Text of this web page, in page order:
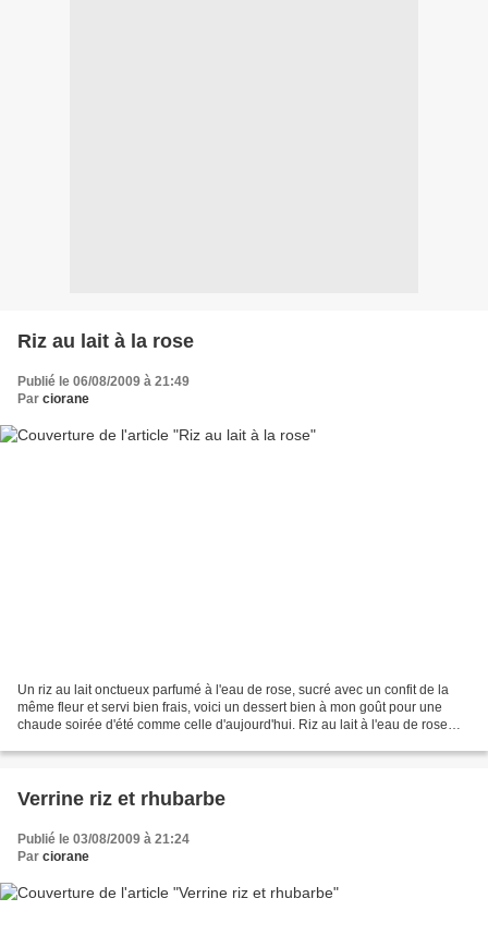
Riz au lait à la rose
Publié le 06/08/2009 à 21:49
Par ciorane
Un riz au lait onctueux parfumé à l'eau de rose, sucré avec un confit de la
même fleur et servi bien frais, voici un dessert bien à mon goût pour une
chaude soirée d'été comme celle d'aujourd'hui. Riz au lait à l'eau de rose
Verrine riz et rhubarbe
Publié le 03/08/2009 à 21:24
Par ciorane